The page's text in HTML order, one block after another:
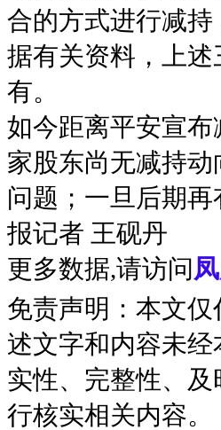
合的方式进行减
据有关资料，上
有。
如今距离平安宣
家股东尚无减持
问题；一旦后期
报记者 王砚丹
更多数据,请访问
免责声明：本文
述文字和内容未
实性、完整性、
行核实相关内容。